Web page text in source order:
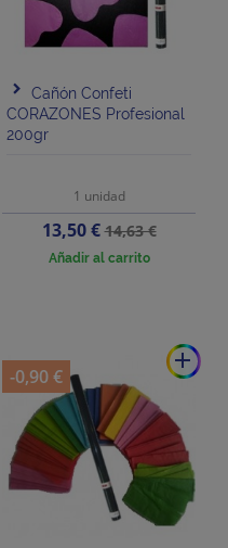
Cañón Confeti
CORAZONES Profesional
200gr
1 unidad
Precio
13,50 €Precio
base
14,63 €
Añadir al carrito
add
-0,90 €